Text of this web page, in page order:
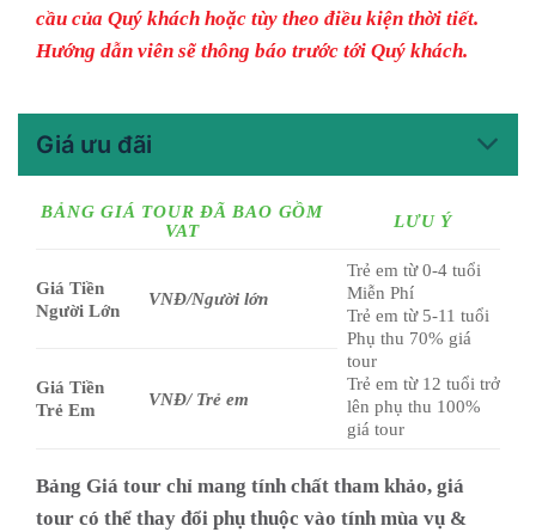
cầu của Quý khách hoặc tùy theo điều kiện thời tiết.
Hướng dẫn viên sẽ thông báo trước tới Quý khách.
Giá ưu đãi
BẢNG GIÁ TOUR ĐÃ BAO GỒM
VAT
LƯU Ý
Giá Tiền
Người Lớn
VNĐ/Người lớn
Trẻ em từ 0-4 tuổi
Miễn Phí
Trẻ em từ 5-11 tuổi
Phụ thu 70% giá
tour
Trẻ em từ 12 tuổi trở
lên phụ thu 100%
giá tour
Giá Tiền
Trẻ Em
VNĐ/ Trẻ em
Bảng Giá tour chỉ mang tính chất tham khảo, giá
tour có thể thay đổi phụ thuộc vào tính mùa vụ &